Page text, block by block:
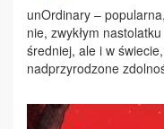
unOr­di­na­ry –
nie, zwy­kłym
śred­niej, ale i w
nad­przy­ro­dzo­ne